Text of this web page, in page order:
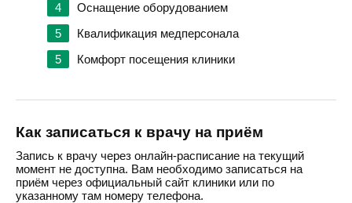
4
Оснащение оборудованием
5
Квалификация медперсонала
5
Комфорт посещения клиники
Как записаться к врачу на приём
Запись к врачу через онлайн-расписание на текущий
момент не доступна. Вам необходимо записаться на
приём через официальный сайт клиники или по
указанному там номеру телефона.